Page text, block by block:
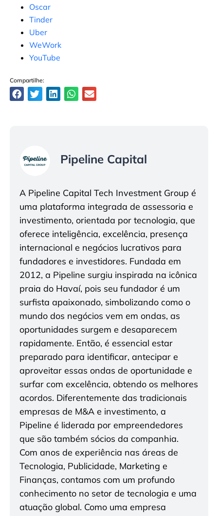
Oscar
Tinder
Uber
WeWork
YouTube
Compartilhe:
Pipeline Capital
A Pipeline Capital Tech Investment Group é
uma plataforma integrada de assessoria e
investimento, orientada por tecnologia, que
oferece inteligência, excelência, presença
internacional e negócios lucrativos para
fundadores e investidores. Fundada em
2012, a Pipeline surgiu inspirada na icônica
praia do Havaí, pois seu fundador é um
surfista apaixonado, simbolizando como o
mundo dos negócios vem em ondas, as
oportunidades surgem e desaparecem
rapidamente. Então, é essencial estar
preparado para identificar, antecipar e
aproveitar essas ondas de oportunidade e
surfar com excelência, obtendo os melhores
acordos. Diferentemente das tradicionais
empresas de M&A e investimento, a
Pipeline é liderada por empreendedores
que são também sócios da companhia.
Com anos de experiência nas áreas de
Tecnologia, Publicidade, Marketing e
Finanças, contamos com um profundo
conhecimento no setor de tecnologia e uma
atuação global. Como uma empresa